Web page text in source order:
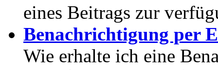
eines Beitrags zur
Benachrichtigung per
Wie erhalte ich eine